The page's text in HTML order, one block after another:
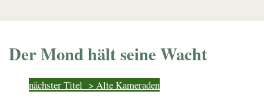
Der Mond hält seine Wacht
nächster Titel > Alte Kameraden